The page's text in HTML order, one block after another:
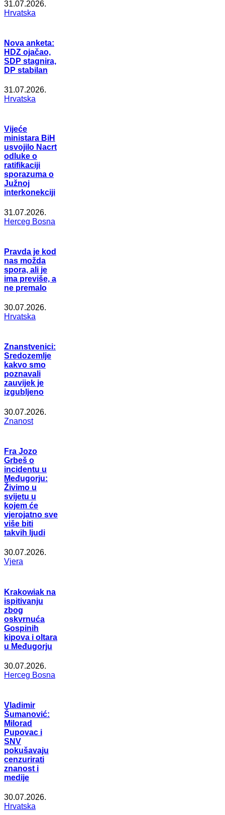
31.07.2026.
Hrvatska
Nova anketa:
HDZ ojačao,
SDP stagnira,
DP stabilan
31.07.2026.
Hrvatska
Vijeće
ministara BiH
usvojilo Nacrt
odluke o
ratifikaciji
sporazuma o
Južnoj
interkonekciji
31.07.2026.
Herceg Bosna
Pravda je kod
nas možda
spora, ali je
ima previše, a
ne premalo
30.07.2026.
Hrvatska
Znanstvenici:
Sredozemlje
kakvo smo
poznavali
zauvijek je
izgubljeno
30.07.2026.
Znanost
Fra Jozo
Grbeš o
incidentu u
Međugorju:
Živimo u
svijetu u
kojem će
vjerojatno sve
više biti
takvih ljudi
30.07.2026.
Vjera
Krakowiak na
ispitivanju
zbog
oskvrnuća
Gospinih
kipova i oltara
u Međugorju
30.07.2026.
Herceg Bosna
Vladimir
Šumanović:
Milorad
Pupovac i
SNV
pokušavaju
cenzurirati
znanost i
medije
30.07.2026.
Hrvatska